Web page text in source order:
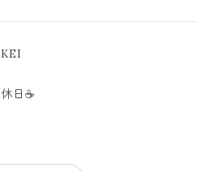
KEI
休日☕️